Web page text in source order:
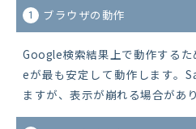
1 ブラウザの動作
Google検索結果上で動作する
eが最も安定して動作します。
ますが、表示が崩れる場合があり